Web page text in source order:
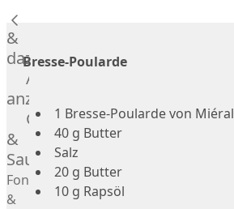
Burger
Buns
&
Hot
Dog
Brötchen
Desserts
&
dazu
Alle
anzeigen
Gewürze
&
Saucen
Fonds
&
Bresse-Poularde
1 Bresse-Poularde von Miéral
40 g Butter
Salz
20 g Butter
10 g Rapsöl